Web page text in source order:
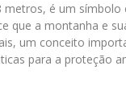
é um
que a montanha e
um conceito
para a proteção